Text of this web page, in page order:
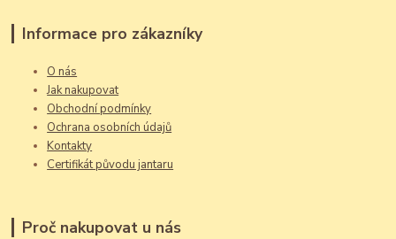
Informace pro zákazníky
O nás
Jak nakupovat
Obchodní podmínky
Ochrana osobních údajů
Kontakty
Certifikát původu jantaru
Proč nakupovat u nás